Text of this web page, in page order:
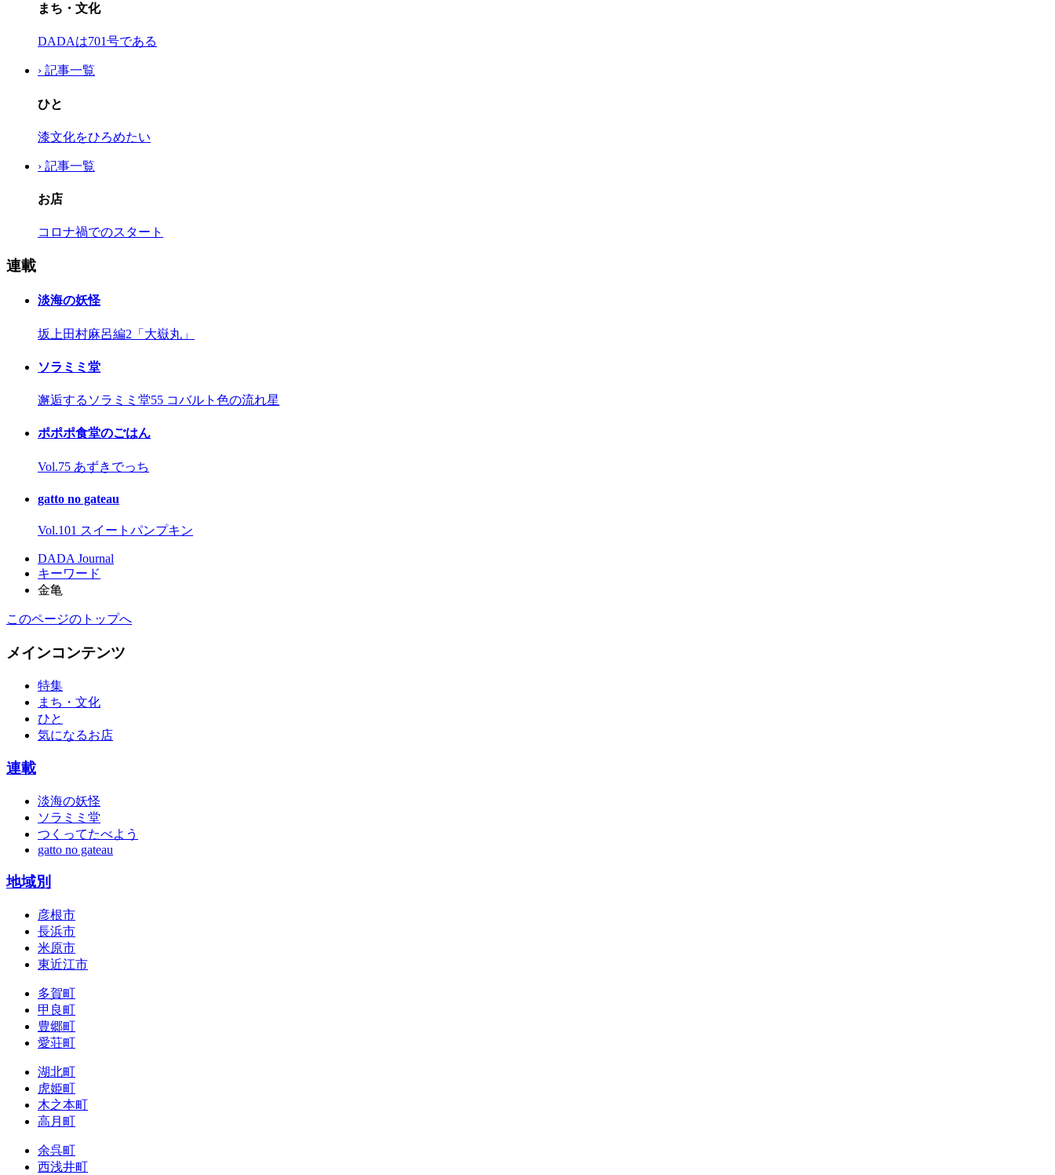
まち・文化
DADAは701号である
› 記事一覧
ひと
漆文化をひろめたい
› 記事一覧
お店
コロナ禍でのスタート
連載
淡海の妖怪
坂上田村麻呂編2「大嶽丸」
ソラミミ堂
邂逅するソラミミ堂55 コバルト色の流れ星
ポポポ食堂のごはん
Vol.75 あずきでっち
gatto no gateau
Vol.101 スイートパンプキン
DADA Journal
キーワード
金亀
このページのトップへ
メインコンテンツ
特集
まち・文化
ひと
気になるお店
連載
淡海の妖怪
ソラミミ堂
つくってたべよう
gatto no gateau
地域別
彦根市
長浜市
米原市
東近江市
多賀町
甲良町
豊郷町
愛荘町
湖北町
虎姫町
木之本町
高月町
余呉町
西浅井町